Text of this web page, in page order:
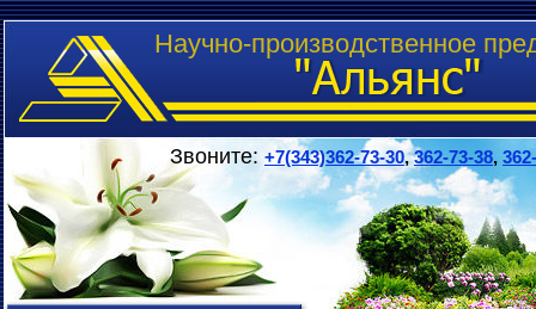
Научно-производственное
Звоните: +7(343)362-73-30,362-73-38,